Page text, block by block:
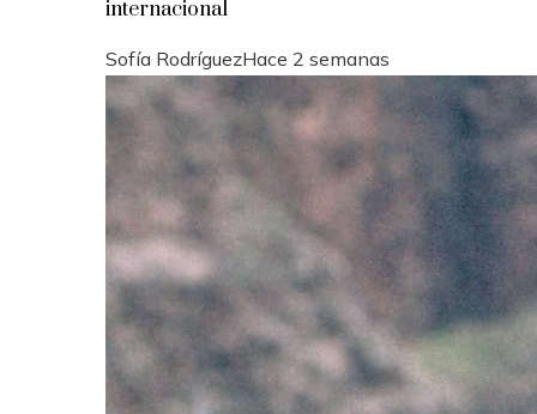
internacional
Sofía RodríguezHace 2 semanas